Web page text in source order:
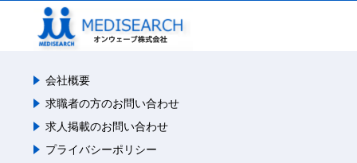
会社概要
求職者の方のお問い合わせ
求人掲載のお問い合わせ
プライバシーポリシー